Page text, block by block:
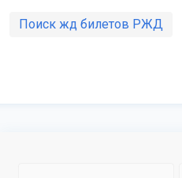
Поиск жд билетов РЖД